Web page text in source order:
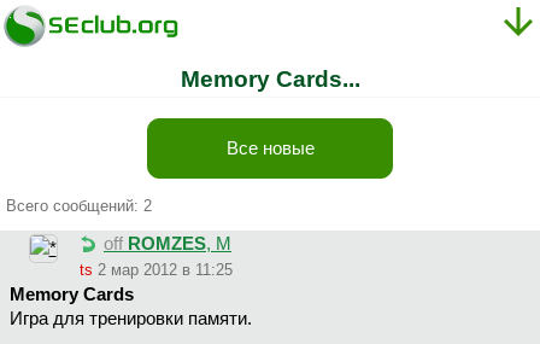
Memory Cards...
Все новые
Всего сообщений: 2
off ROMZES, М
ts 2 мар 2012 в 11:25
Memory Cards
Игра для тренировки памяти.